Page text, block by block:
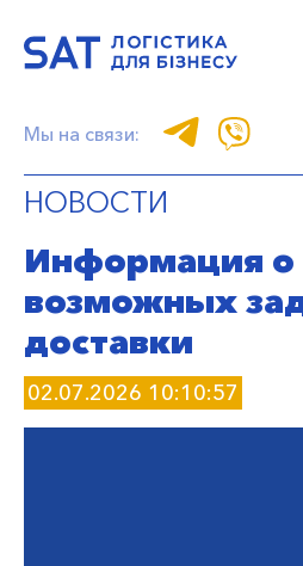
Мы на связи:
НОВОСТИ
Информация о
возможных
доставки
02.07.2026 10:10:57